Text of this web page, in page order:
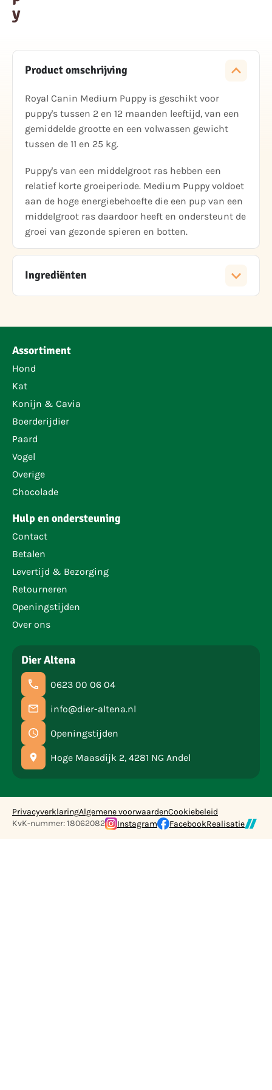
y
Product omschrijving
Royal Canin Medium Puppy is geschikt voor
puppy's tussen 2 en 12 maanden leeftijd, van een
gemiddelde grootte en een volwassen gewicht
tussen de 11 en 25 kg.
Puppy's van een middelgroot ras hebben een
relatief korte groeiperiode. Medium Puppy voldoet
aan de hoge energiebehoefte die een pup van een
middelgroot ras daardoor heeft en ondersteunt de
groei van gezonde spieren en botten.
Ingrediënten
Assortiment
Hond
Kat
Konijn & Cavia
Boerderijdier
Paard
Vogel
Overige
Chocolade
Hulp en ondersteuning
Contact
Betalen
Levertijd & Bezorging
Retourneren
Openingstijden
Over ons
Dier Altena
0623 00 06 04
info@dier-altena.nl
Openingstijden
Hoge Maasdijk 2, 4281 NG Andel
PrivacyverklaringAlgemene voorwaardenCookiebeleid
KvK-nummer: 18062082
Instagram FacebookRealisatie